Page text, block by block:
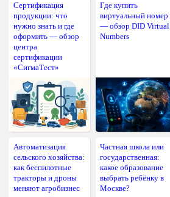
Сертификация
продукции: что
нужно знать и где
оформить — обзор
центра
сертификации
«СигмаТест»
Где купить
виртуальный номер
— обзор DID Virtual
Numbers
Автоматизация
сельского хозяйства:
как беспилотные
тракторы и дроны
меняют агробизнес
Частная школа или
государственная:
какое образование
выбрать ребёнку в
Москве?